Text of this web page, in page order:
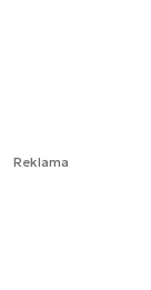
Reklama